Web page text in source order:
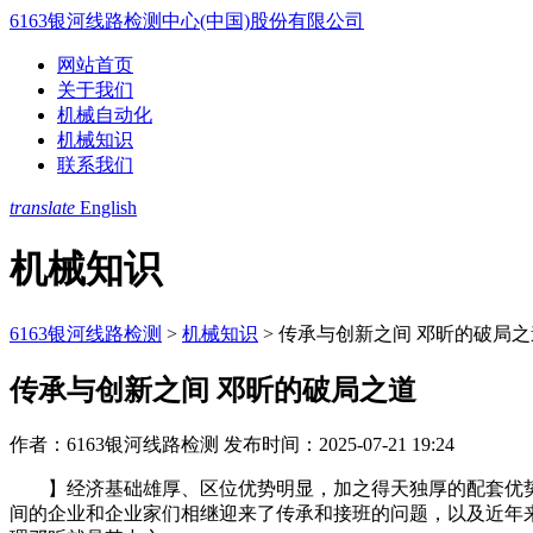
6163银河线路检测中心(中国)股份有限公司
网站首页
关于我们
机械自动化
机械知识
联系我们
translate English
机械知识
6163银河线路检测 > 机械知识 > 传承与创新之间 邓昕的破局
传承与创新之间 邓昕的破局之道
作者：6163银河线路检测 发布时间：2025-07-21 19:24
】经济基础雄厚、区位优势明显，加之得天独厚的配套优
间的企业和企业家们相继迎来了传承和接班的问题，以及近